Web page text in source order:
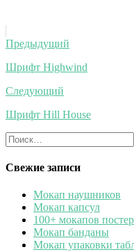
Навигация
по
записям
Предыдущий
Шрифт Highwind
Следующий
Шрифт Hill House
Искать:
Свежие записи
Мокап наушников
Мокап капсул
100+ мокапов
Мокап банданы
Мокап упаковки